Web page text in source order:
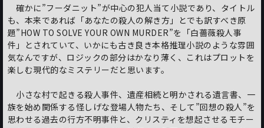
じて、さまざまな出来事を文書に残していたキャッスルノール・
ファイルを読み漁って、60年前に何があったのか、それは現在に
どのようにつながって大叔母の殺人という結果を引き起こしたの
か、などなどの真実を突き止めようとします。冒頭何章かは
1966年のキャッスルノールの出来事をかいたキャッスルノー
ル・ファイルと現在の出来事が交互に記述されています。
スらの青春物語ともいえます。フランシスとグレイヴズダウン家
のフォードとの出会いはロマンス小説さながらです。もちろん、
ミステリとしては本格的な whodunnit であり、犯人探しの王道
確かに”フーダニット”が中心の犯人当て小説であり、タイトル
も、本来であれば「あなたの殺人の解き方」とでも訳すべき原
題”HOW TO SOLVE YOUR OWN MURDER”を「白薔薇殺人事
件」とされていて、いかにも古き良き本格推理小説のような雰囲
気なんですが、ロジックの部分はかなり薄く、これはプロットを
楽しむ現代的なミステリーだと思います。
小さな村で起きる殺人事件、遺産相続と明かされる遺言書、一
族を始め関係する怪しげな登場人物たち、そして”回想の殺人”を
思わせる過去の行方不明事件と、クリスティを想起させるモチー